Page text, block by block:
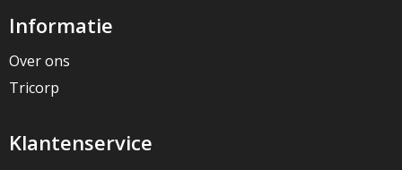
Informatie
Over ons
Tricorp
Klantenservice